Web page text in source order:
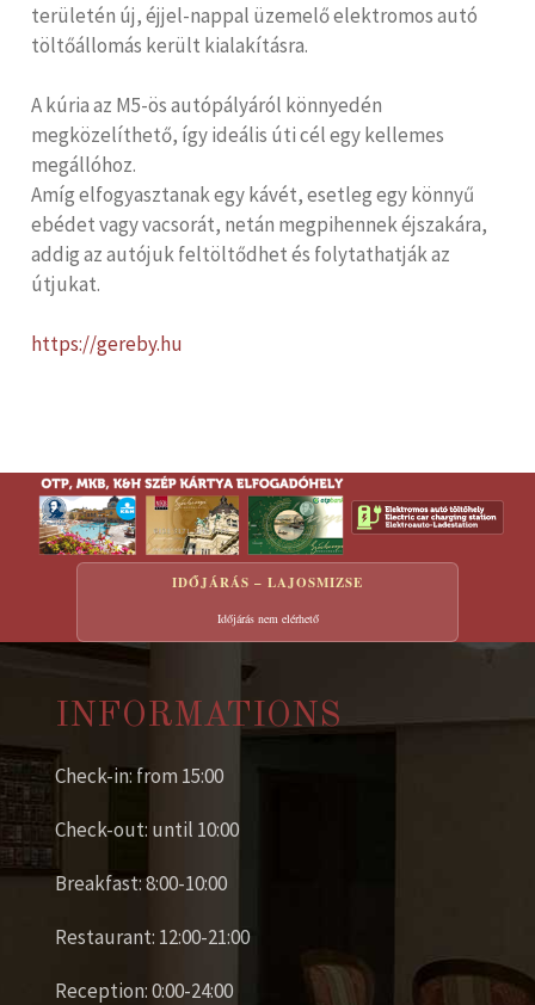
területén új, éjjel-nappal üzemelő elektromos autó
töltőállomás került kialakításra.
A kúria az M5-ös autópályáról könnyedén
megközelíthető, így ideális úti cél egy kellemes
megállóhoz.
Amíg elfogyasztanak egy kávét, esetleg egy könnyű
ebédet vagy vacsorát, netán megpihennek éjszakára,
addig az autójuk feltöltődhet és folytathatják az
útjukat.
https://gereby.hu
IDŐJÁRÁS – LAJOSMIZSE
Időjárás nem elérhető
INFORMATIONS
Check-in: from 15:00
Check-out: until 10:00
Breakfast: 8:00-10:00
Restaurant: 12:00-21:00
Reception: 0:00-24:00